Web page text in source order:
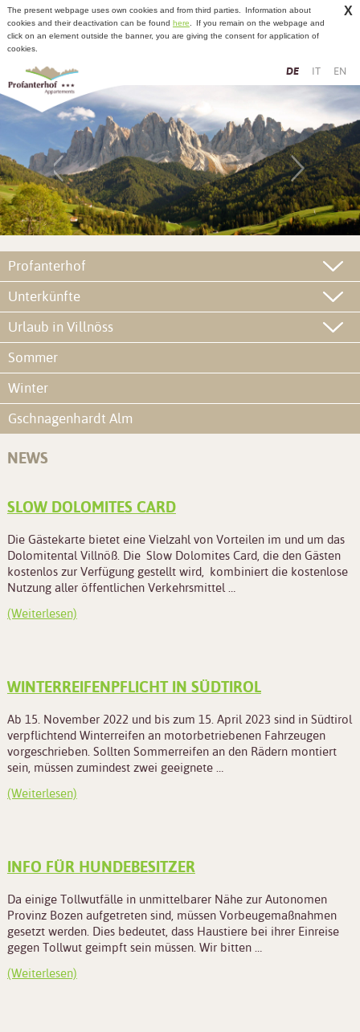
X
The present webpage uses own cookies and from third parties.
Information about
cookies and their deactivation can be found here
If you remain on the webpage and
click on an element outside the banner, you are giving the consent for application of
cookies.
DE IT EN
Profanterhof
Unterkünfte
Urlaub in Villnöss
Sommer
Winter
Gschnagenhardt Alm
NEWS
SLOW DOLOMITES CARD
Die Gästekarte bietet eine Vielzahl von Vorteilen im und um das
Dolomitental Villnöß. Die Slow Dolomites Card, die den Gästen
kostenlos zur Verfügung gestellt wird, kombiniert die kostenlose
Nutzung aller öffentlichen Verkehrsmittel …
(Weiterlesen)
WINTERREIFENPFLICHT IN SÜDTIROL
Ab 15. November 2022 und bis zum 15. April 2023 sind in Südtirol
verpflichtend Winterreifen an motorbetriebenen Fahrzeugen
vorgeschrieben. Sollten Sommerreifen an den Rädern montiert
sein, müssen zumindest zwei geeignete …
(Weiterlesen)
INFO FÜR HUNDEBESITZER
Da einige Tollwutfälle in unmittelbarer Nähe zur Autonomen
Provinz Bozen aufgetreten sind, müssen Vorbeugemaßnahmen
gesetzt werden. Dies bedeutet, dass Haustiere bei ihrer Einreise
gegen Tollwut geimpft sein müssen. Wir bitten …
(Weiterlesen)